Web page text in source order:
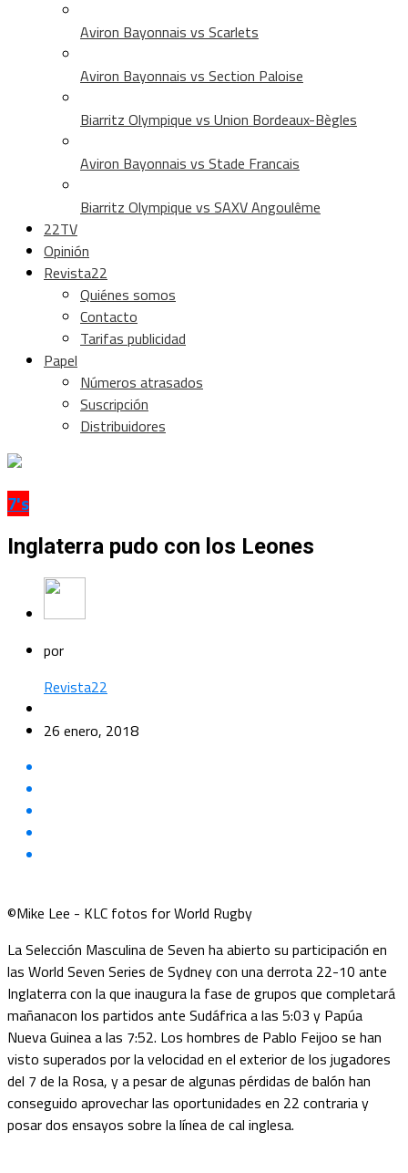
Aviron Bayonnais vs Scarlets
Aviron Bayonnais vs Section Paloise
Biarritz Olympique vs Union Bordeaux-Bègles
Aviron Bayonnais vs Stade Francais
Biarritz Olympique vs SAXV Angoulême
22TV
Opinión
Revista22
Quiénes somos
Contacto
Tarifas publicidad
Papel
Números atrasados
Suscripción
Distribuidores
7's
Inglaterra pudo con los Leones
por
Revista22
26 enero, 2018
©Mike Lee - KLC fotos for World Rugby
La Selección Masculina de Seven ha abierto su participación en
las World Seven Series de Sydney con una derrota 22-10 ante
Inglaterra con la que inaugura la fase de grupos que completará
mañanacon los partidos ante Sudáfrica a las 5:03 y Papúa
Nueva Guinea a las 7:52. Los hombres de Pablo Feijoo se han
visto superados por la velocidad en el exterior de los jugadores
del 7 de la Rosa, y a pesar de algunas pérdidas de balón han
conseguido aprovechar las oportunidades en 22 contraria y
posar dos ensayos sobre la línea de cal inglesa.